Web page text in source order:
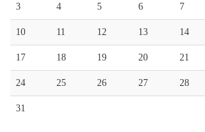
3 4 5 6 7
10 11 12 13 14
17 18 19 20 21
24 25 26 27 28
31